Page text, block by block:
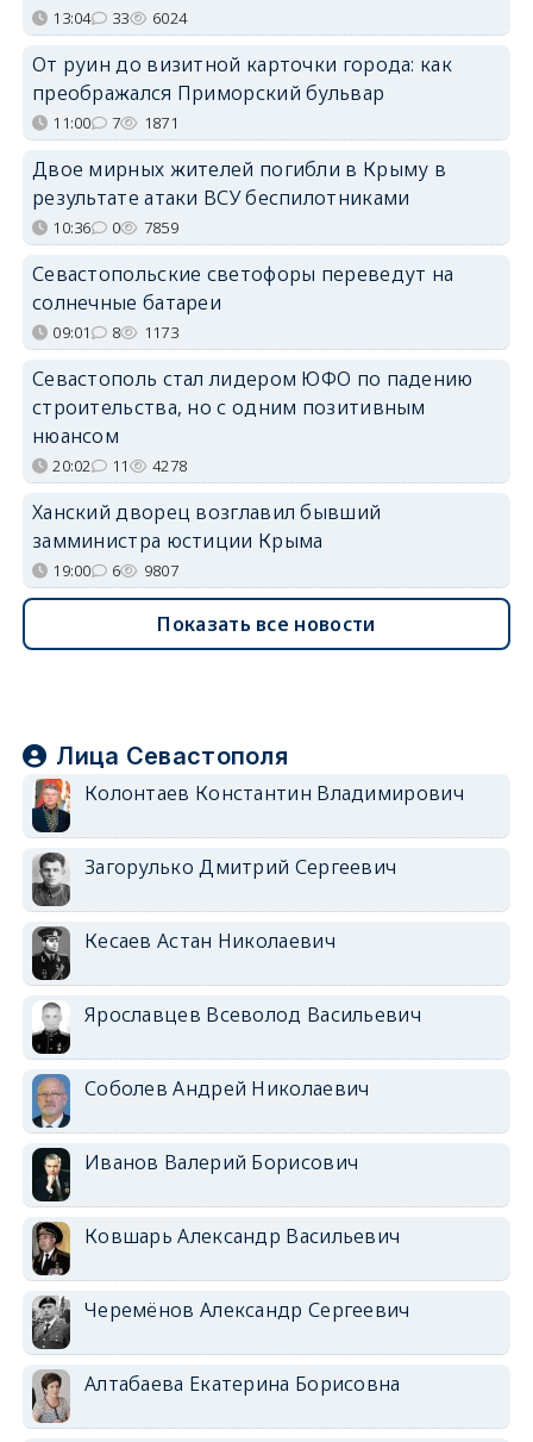
13:04 33 6024
От руин до визитной карточки города: как
преображался Приморский бульвар
11:00 7 1871
Двое мирных жителей погибли в Крыму в
результате атаки ВСУ беспилотниками
10:36 0 7859
Севастопольские светофоры переведут на
солнечные батареи
09:01 8 1173
Севастополь стал лидером ЮФО по падению
строительства, но с одним позитивным
нюансом
20:02 11 4278
Ханский дворец возглавил бывший
замминистра юстиции Крыма
19:00 6 9807
Показать все новости
Лица Севастополя
Колонтаев Константин Владимирович
Загорулько Дмитрий Сергеевич
Кесаев Астан Николаевич
Ярославцев Всеволод Васильевич
Соболев Андрей Николаевич
Иванов Валерий Борисович
Ковшарь Александр Васильевич
Черемёнов Александр Сергеевич
Алтабаева Екатерина Борисовна